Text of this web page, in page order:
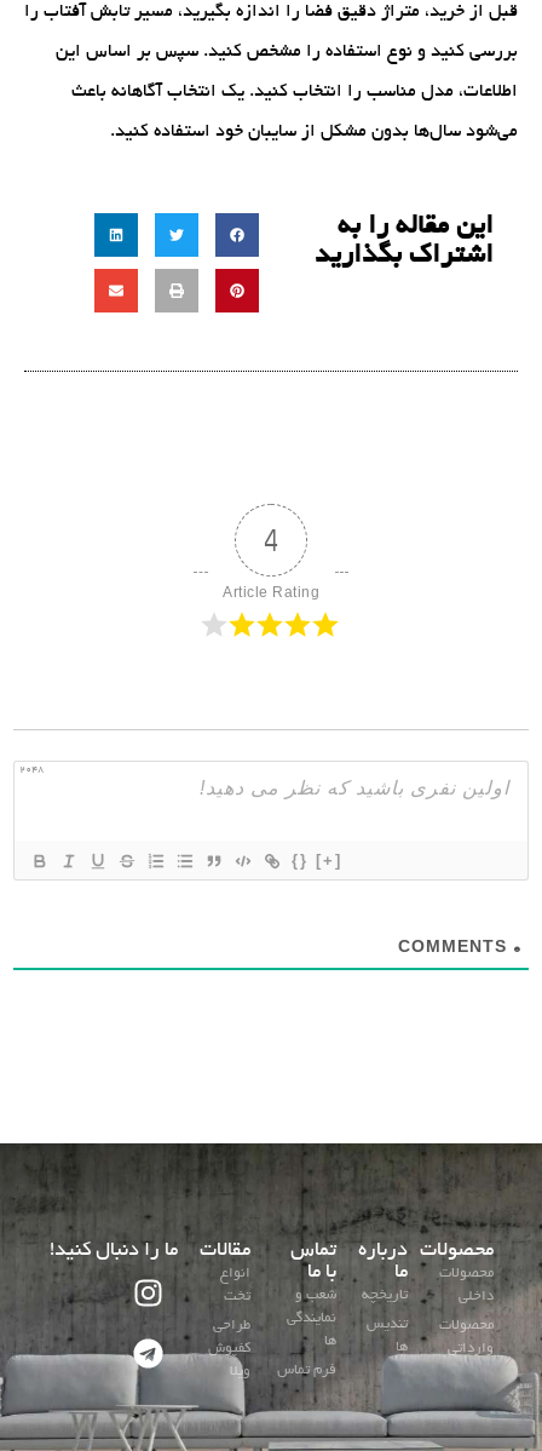
قبل از خرید، متراژ دقیق فضا را اندازه بگیرید، مسیر تابش آفتاب را
بررسی کنید و نوع استفاده را مشخص کنید. سپس بر اساس این
اطلاعات، مدل مناسب را انتخاب کنید. یک انتخاب آگاهانه باعث
می‌شود سال‌ها بدون مشکل از سایبان خود استفاده کنید.
این مقاله را به
اشتراک بگذارید
4
Article Rating
2048
{} [+]
0
محصولات
محصولات
داخلی
محصولات
وارداتی
درباره
ما
تاریخچه
تندیس
ها
تماس
با ما
شعب و
نمایندگی
ها
فرم تماس
مقالات
انواع
تخت
طراحی
کفپوش
ویلا
ما را دنبال کنید!